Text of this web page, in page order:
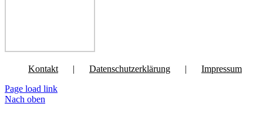
Kontakt Datenschutzerklärung
Impressum
Page load link
Nach oben